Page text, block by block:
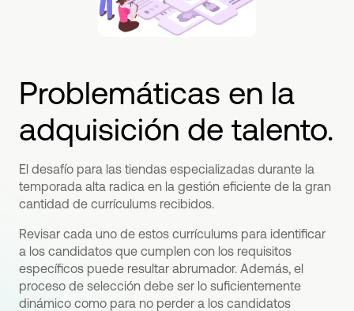
Problemáticas en la
adquisición de talento.
El desafío para las tiendas especializadas durante la
temporada alta radica en la gestión eficiente de la gran
cantidad de currículums recibidos.
Revisar cada uno de estos currículums para identificar
a los candidatos que cumplen con los requisitos
específicos puede resultar abrumador. Además, el
proceso de selección debe ser lo suficientemente
dinámico como para no perder a los candidatos